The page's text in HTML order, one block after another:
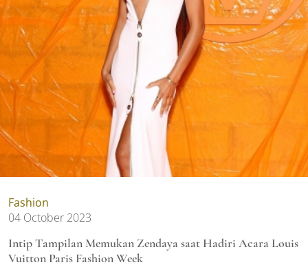
Fashion
04 October 2023
Intip Tampilan Memukan Zendaya saat Hadiri Acara Louis
Vuitton Paris Fashion Week